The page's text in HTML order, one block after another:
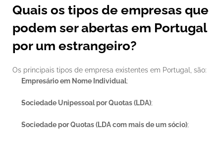
Quais os tipos de empresas que
podem ser abertas em Portugal
por um estrangeiro?
Os principais tipos de empresa existentes em Portugal, são:
Empresário em Nome Individual;
Sociedade Unipessoal por Quotas (LDA);
Sociedade por Quotas (LDA com mais de um sócio);